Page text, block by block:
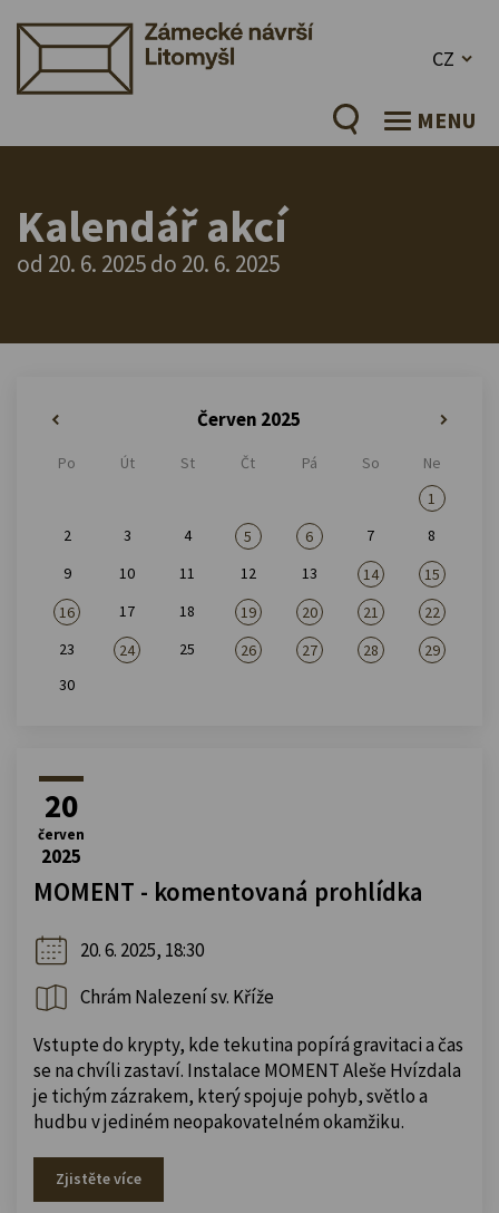
CZ
MENU
Kalendář akcí
od 20. 6. 2025 do 20. 6. 2025
Červen 2025
Po Út St Čt Pá So
Ne
1
2
3 4 5 6 7
8
9
10 11 12 13 14
15
16
17 18 19 20 21
22
23
24 25 26 27 28
29
30
20
červen
2025
MOMENT - komentovaná prohlídka
20. 6. 2025, 18:30
Chrám Nalezení sv. Kříže
Vstupte do krypty, kde tekutina popírá gravitaci a čas
se na chvíli zastaví. Instalace MOMENT Aleše Hvízdala
je tichým zázrakem, který spojuje pohyb, světlo a
hudbu v jediném neopakovatelném okamžiku.
Zjistěte více